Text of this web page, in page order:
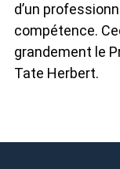
d’un
compétence.
grandement le
Tate Herbert.